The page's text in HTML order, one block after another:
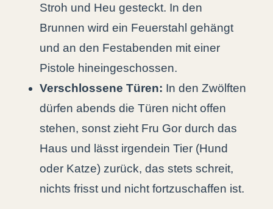
Stroh und Heu gesteckt. In den
Brunnen wird ein Feuerstahl gehängt
und an den Festabenden mit einer
Pistole hineingeschossen.
Verschlossene Türen: In den Zwölften
dürfen abends die Türen nicht offen
stehen, sonst zieht Fru Gor durch das
Haus und lässt irgendein Tier (Hund
oder Katze) zurück, das stets schreit,
nichts frisst und nicht fortzuschaffen ist.